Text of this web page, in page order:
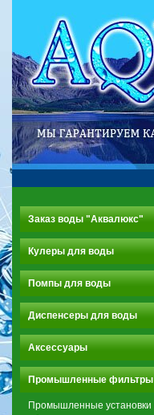
Заказ воды "Аквалюкс"
Кулеры для воды
Помпы для воды
Диспенсеры для воды
Аксессуары
Промышленные фильтры
Промышленные установки